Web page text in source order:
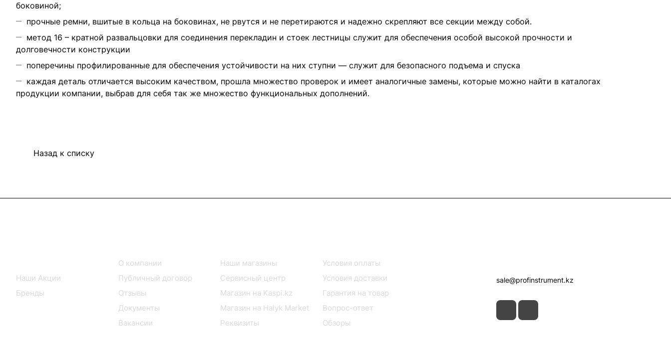
боковиной;
прочные ремни, вшитые в кольца на боковинах, не рвутся и не перетираются и надежно скрепляют все секции между собой.
метод 16 – кратной развальцовки для соединения перекладин и стоек лестницы служит для обеспечения особой высокой прочности и
долговечности конструкции
поперечины профилированные для обеспечения устойчивости на них ступни — служит для безопасного подъема и спуска
каждая деталь отличается высоким качеством, прошла множество проверок и имеет аналогичные замены, которые можно найти в каталогах
продукции компании, выбрав для себя так же множество функциональных дополнений.
Назад к списку
Наши Акции
Бренды
О компании
Публичный договор
Отзывы
Документы
Вакансии
Наши магазины
Сервисный центр
Магазин на Kaspi.kz
Магазин на Halyk Market
Реквизиты
Условия оплаты
Условия доставки
Гарантия на товар
Вопрос-ответ
Обзоры
sale@profinstrument.kz